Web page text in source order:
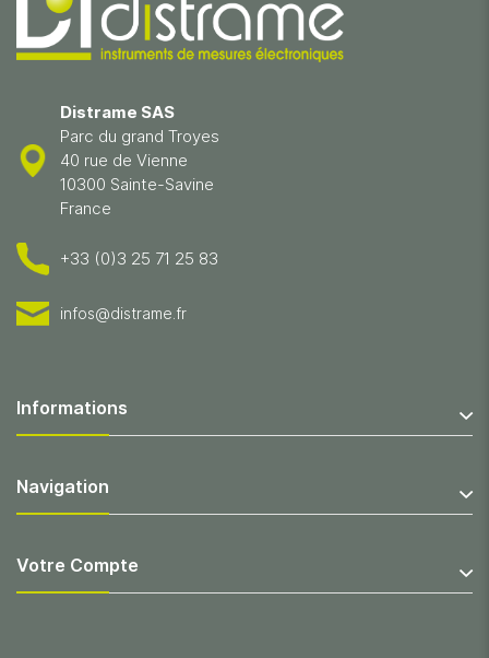
Distrame SAS
Parc du grand Troyes
40 rue de Vienne
10300 Sainte-Savine
France
+33 (0)3 25 71 25 83
infos@distrame.fr
Informations
Navigation
Votre Compte